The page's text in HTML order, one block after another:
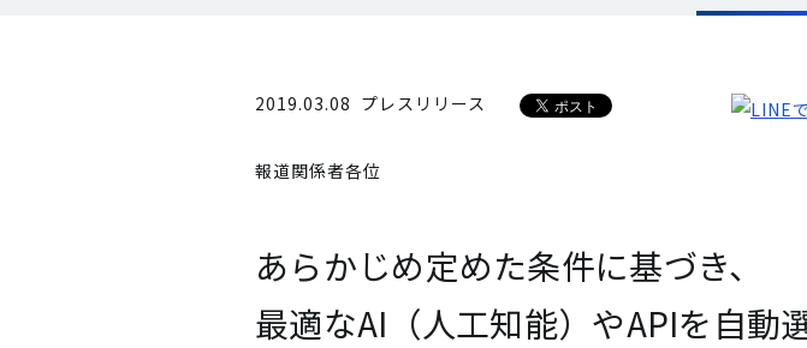
2019.03.08 プレスリリース
報道関係者各位
あらかじめ定めた条件に基づき、
最適なAI（人工知能）やAPIを自動